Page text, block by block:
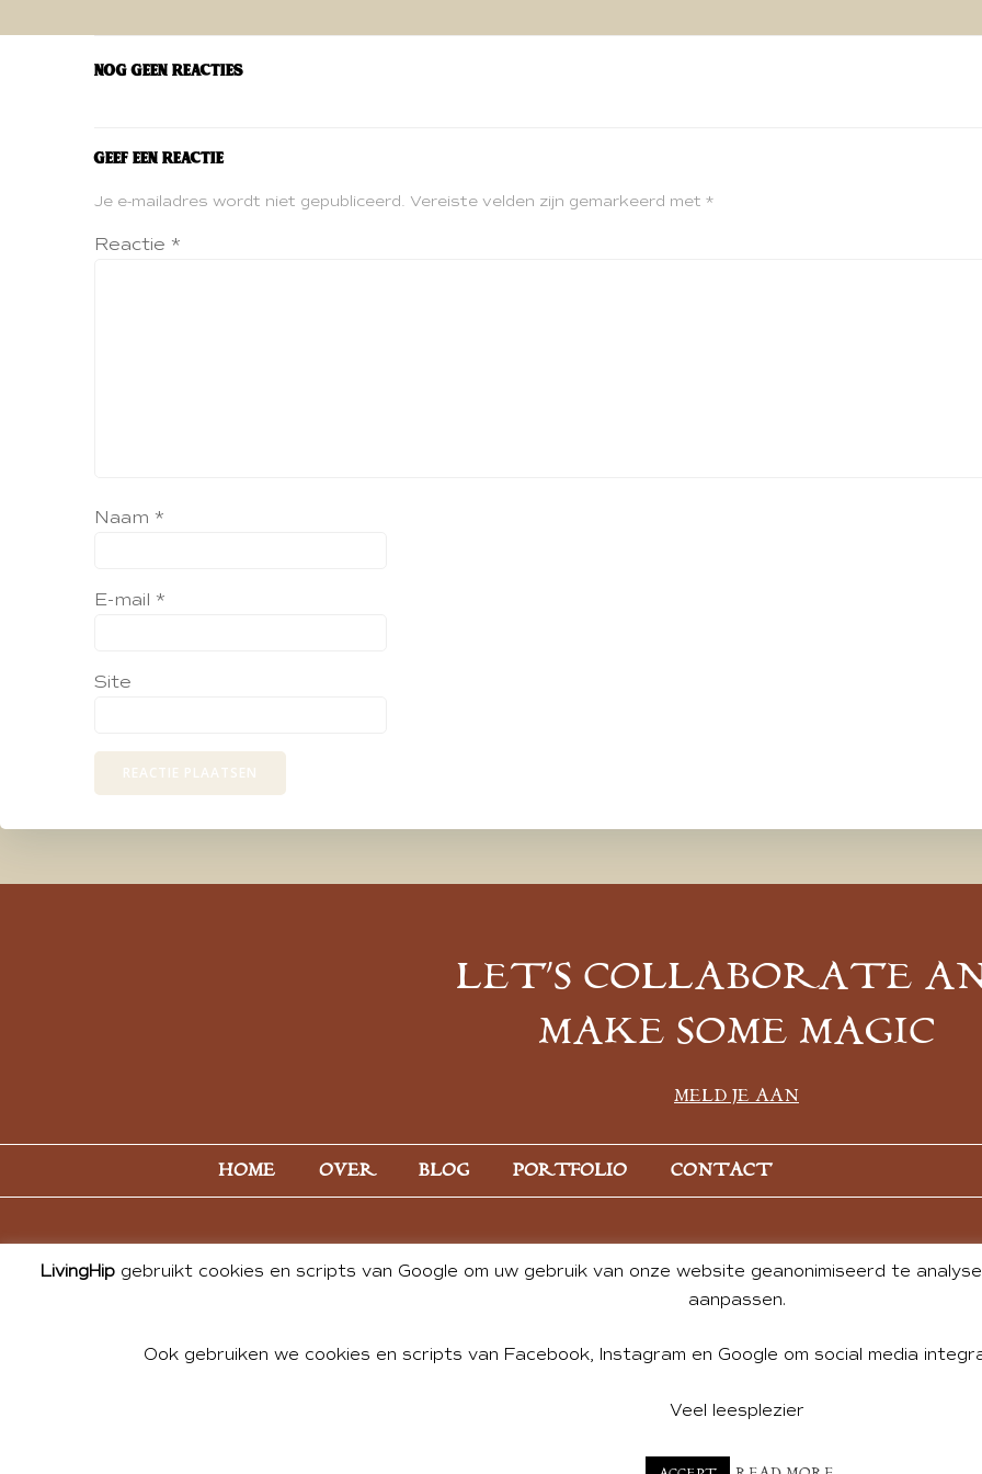
navigatie
Nog geen reacties
Geef een reactie
Je e-mailadres wordt niet gepubliceerd. Vereiste velden zijn gemarkeerd met *
Reactie *
Naam *
E-mail *
Site
LET’S COLLABORATE
MAKE SOME MAGIC
MELD JE AAN
HOME OVER BLOG PORTFOLIO CONTACT
© 2026 ALL PHOTOS & CONTENT BY ANDREA DE GROOT. WEBSITE DESIGN BY
LivingHip gebruikt cookies en scripts van Google om uw gebruik van onze website geanonimiseerd te
aanpassen.
Ook gebruiken we cookies en scripts van Facebook, Instagram en Google om social media
Veel leesplezier